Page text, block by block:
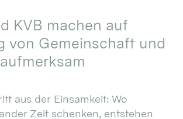
KVB machen auf
von Gemeinschaft und
aus der Einsamkeit: Wo
Zeit schenken, entstehen